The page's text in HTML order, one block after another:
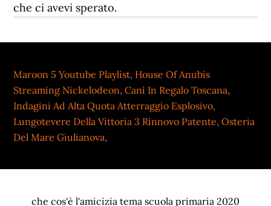
che ci avevi sperato.
Maroon 5 Youtube Playlist, House Of Anubis
Streaming Nickelodeon,Cani In Regalo Toscana,
Indagini Ad Alta Quota Atterraggio Esplosivo,
Lungotevere Della Vittoria 3 Rinnovo Patente,Osteria
Del Mare Giulianova,
che cos'è l'amicizia tema scuola primaria 2020